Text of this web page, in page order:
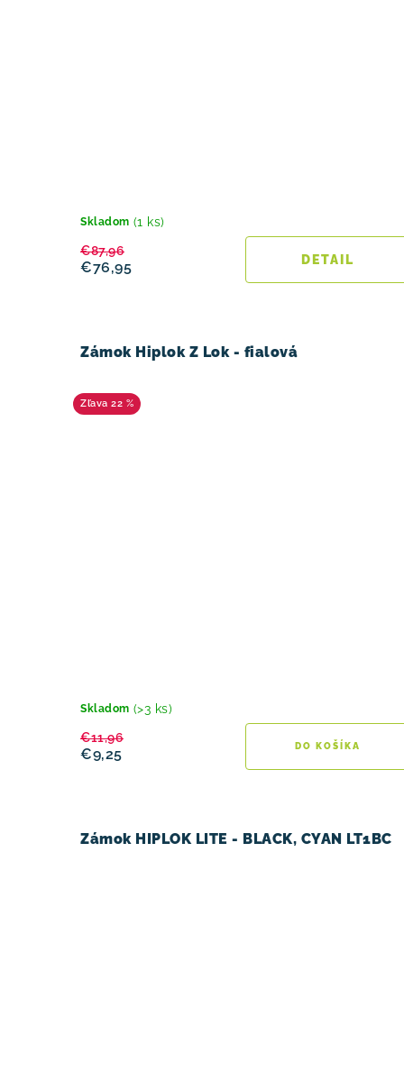
Skladom (1 ks)
€76,95
€87,96
DETAIL
Zámok Hiplok Z Lok - fialová
22 %
Skladom (>3 ks)
€9,25
€11,96
DO KOŠÍKA
Zámok HIPLOK LITE - BLACK, CYAN LT1BC